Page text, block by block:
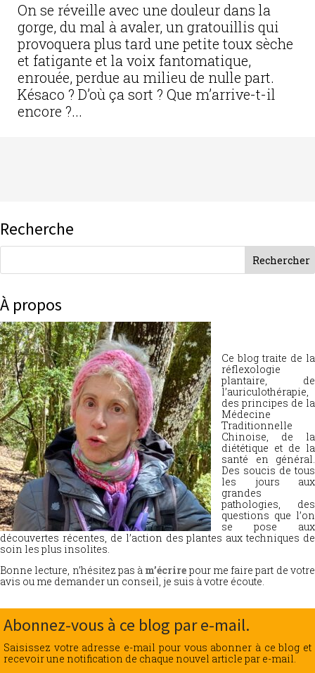
On se réveille avec une douleur dans la
gorge, du mal à avaler, un gratouillis qui
provoquera plus tard une petite toux sèche
et fatigante et la voix fantomatique,
enrouée, perdue au milieu de nulle part.
Késaco ? D’où ça sort ? Que m’arrive-t-il
encore ?...
Recherche
À propos
Ce blog traite de la
réflexologie
plantaire, de
l’auriculothérapie,
des principes de la
Médecine
Traditionnelle
Chinoise, de la
diététique et de la
santé en général.
Des soucis de tous
les jours aux
grandes
pathologies, des
questions que l’on
se pose aux
découvertes récentes, de l’action des plantes aux techniques de
soin les plus insolites.
Bonne lecture, n’hésitez pas à m’écrire pour me faire part de votre
avis ou me demander un conseil, je suis à votre écoute.
Abonnez-vous à ce blog par e-mail.
Saisissez votre adresse e-mail pour vous abonner à ce blog et
recevoir une notification de chaque nouvel article par e-mail.